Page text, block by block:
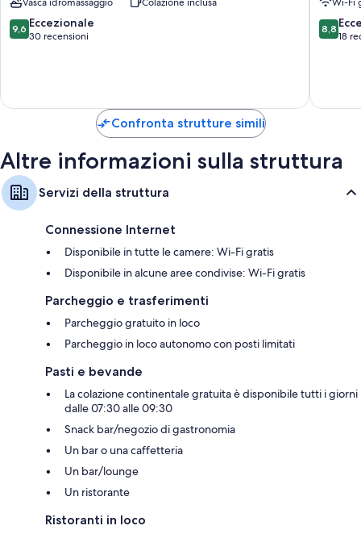
Balconi o patii, frigoriferi e pulizie giornaliere
All
Inclusive
Ugento
Vasca idromassaggio Colazione inclusa
9.6
su
9,6 Eccezionale
30 recensioni
Wi-Fi
8.8
su
8,8
18
Confronta strutture simili
Altre informazioni sulla struttura
Servizi della struttura
Connessione Internet
Disponibile in tutte le camere: Wi-Fi gratis
Disponibile in alcune aree condivise: Wi-Fi gratis
Parcheggio e trasferimenti
Parcheggio gratuito in loco
Parcheggio in loco autonomo con posti limitati
Pasti e bevande
La colazione continentale gratuita è disponibile tutti i giorni
dalle 07:30 alle 09:30
Snack bar/negozio di gastronomia
Un bar o una caffetteria
Un bar/lounge
Un ristorante
Ristoranti in loco